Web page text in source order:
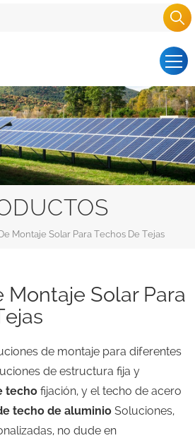
Montaje Solar Para Techos De Tejas
Montaje Solar Para
de montaje para diferentes
de estructura fija y
techo fijación, y el techo de acero
techo de aluminio Soluciones,
no dude en